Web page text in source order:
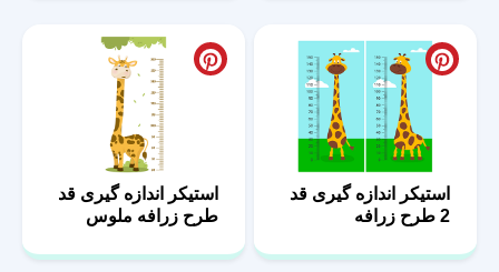
استیکر اندازه گیری قد
2 طرح زرافه
استیکر اندازه گیری قد
طرح زرافه ملوس